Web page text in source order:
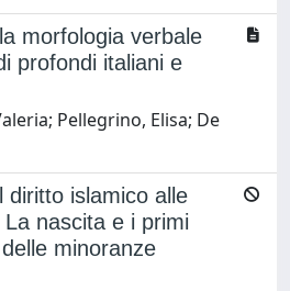
morfologia verbale
profondi italiani e
Pellegrino, Elisa; De
diritto islamico alle
nascita e i primi
minoranze